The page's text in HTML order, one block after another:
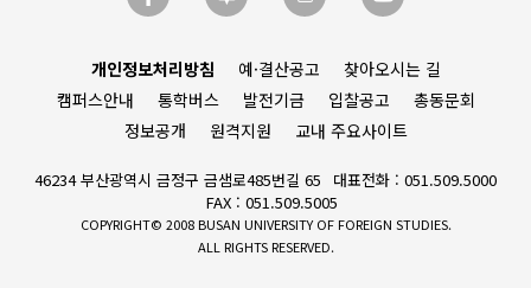
개인정보처리방침 예·결산공고
찾아오시는 길
캠퍼스안내
통학버스 발전기금 입찰공고
총동문회
정보공개
원격지원 교내 주요사이트
46234 부산광역시 금정구 금샘로485번길 65
대표전화 : 051.509.5000
FAX : 051.509.5005
COPYRIGHT© 2008 BUSAN UNIVERSITY OF FOREIGN STUDIES.
ALL RIGHTS RESERVED.